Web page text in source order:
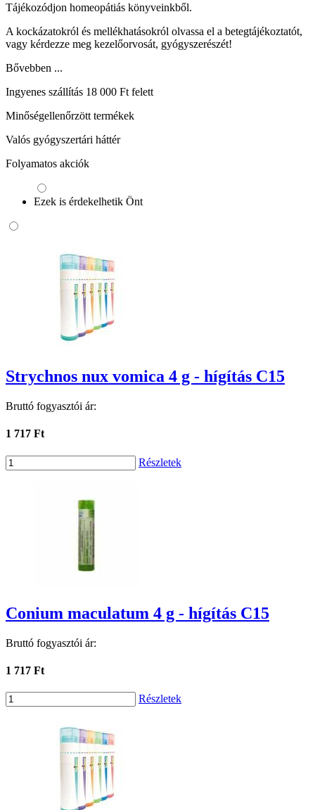
Tájékozódjon homeopátiás könyveinkből.
A kockázatokról és mellékhatásokról olvassa el a betegtájékoztatót,
vagy kérdezze meg kezelőorvosát, gyógyszerészét!
Bővebben ...
Ingyenes szállítás 18 000 Ft felett
Minőségellenőrzött termékek
Valós gyógyszertári háttér
Folyamatos akciók
Ezek is érdekelhetik Önt
Strychnos nux vomica 4 g - hígítás C15
Bruttó fogyasztói ár:
1 717 Ft
Részletek
Conium maculatum 4 g - hígítás C15
Bruttó fogyasztói ár:
1 717 Ft
Részletek